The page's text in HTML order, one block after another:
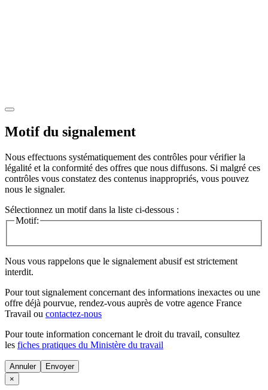
Motif du signalement
Nous effectuons systématiquement des contrôles pour vérifier la
légalité et la conformité des offres que nous diffusons. Si malgré ces
contrôles vous constatez des contenus inappropriés, vous pouvez
nous le signaler.
Sélectionnez un motif dans la liste ci-dessous :
Motif:
Nous vous rappelons que le signalement abusif est strictement
interdit.
Pour tout signalement concernant des informations inexactes ou une
offre déjà pourvue, rendez-vous auprès de votre agence France
Travail ou contactez-nous
Pour toute information concernant le droit du travail, consultez
les fiches pratiques du Ministère du travail
Annuler
×